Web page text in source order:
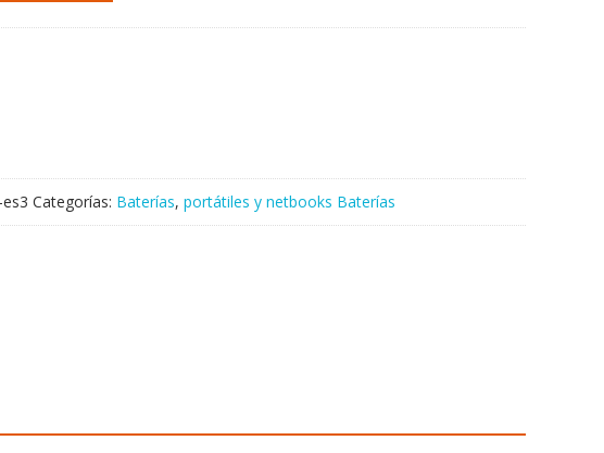
Categorías: Baterías, portátiles y netbooks Baterías